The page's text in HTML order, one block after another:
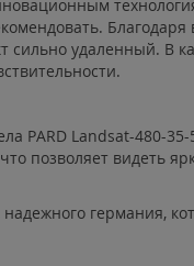
сильно удаленный.
PARD Landsat-480-
позволяет видеть
германия,